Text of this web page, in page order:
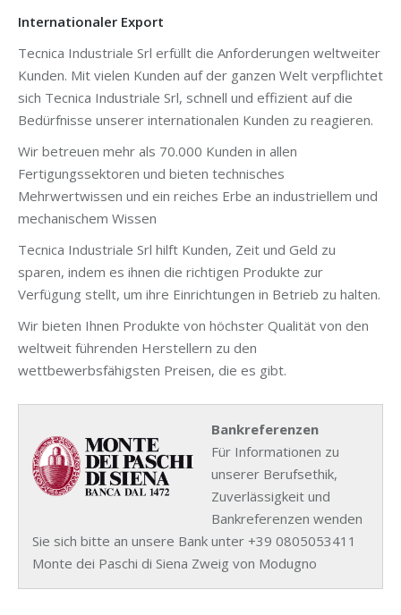
Internationaler Export
Tecnica Industriale Srl erfüllt die Anforderungen weltweiter
Kunden. Mit vielen Kunden auf der ganzen Welt verpflichtet
sich Tecnica Industriale Srl, schnell und effizient auf die
Bedürfnisse unserer internationalen Kunden zu reagieren.
Wir betreuen mehr als 70.000 Kunden in allen
Fertigungssektoren und bieten technisches
Mehrwertwissen und ein reiches Erbe an industriellem und
mechanischem Wissen
Tecnica Industriale Srl hilft Kunden, Zeit und Geld zu
sparen, indem es ihnen die richtigen Produkte zur
Verfügung stellt, um ihre Einrichtungen in Betrieb zu halten.
Wir bieten Ihnen Produkte von höchster Qualität von den
weltweit führenden Herstellern zu den
wettbewerbsfähigsten Preisen, die es gibt.
Bankreferenzen
Für Informationen zu
unserer Berufsethik,
Zuverlässigkeit und
Bankreferenzen wenden
Sie sich bitte an unsere Bank unter +39 0805053411
Monte dei Paschi di Siena Zweig von Modugno